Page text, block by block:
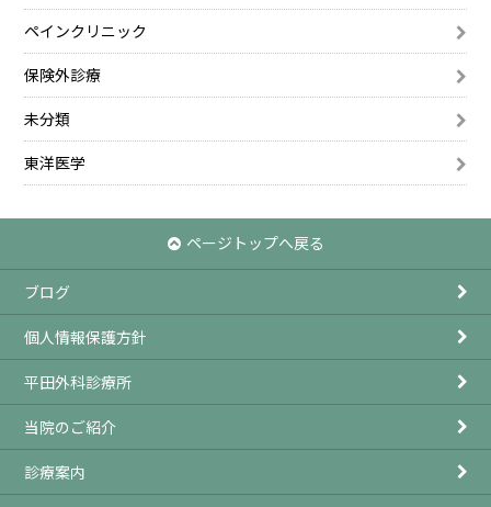
ペインクリニック
保険外診療
未分類
東洋医学
ページトップへ戻る
ブログ
個人情報保護方針
平田外科診療所
当院のご紹介
診療案内